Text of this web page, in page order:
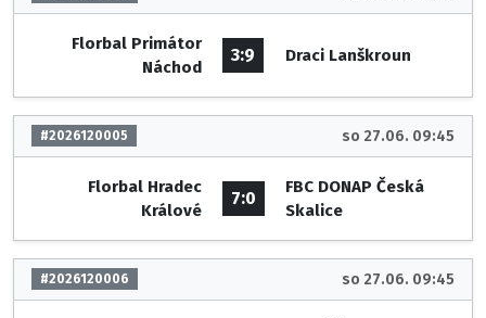
Florbal Primátor
Náchod
3:9 Draci Lanškroun
#2026120005 so 27.06. 09:45
Florbal Hradec
Králové
7:0
FBC DONAP Česká
Skalice
#2026120006 so 27.06. 09:45